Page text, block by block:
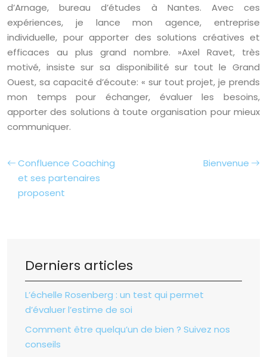
d’Arnage, bureau d’études à Nantes. Avec ces
expériences, je lance mon agence, entreprise
individuelle, pour apporter des solutions créatives et
efficaces au plus grand nombre. »Axel Ravet, très
motivé, insiste sur sa disponibilité sur tout le Grand
Ouest, sa capacité d’écoute: « sur tout projet, je prends
mon temps pour échanger, évaluer les besoins,
apporter des solutions à toute organisation pour mieux
communiquer.
Confluence Coaching
et ses partenaires
proposent
Bienvenue
Derniers articles
L’échelle Rosenberg : un test qui permet
d’évaluer l’estime de soi
Comment être quelqu’un de bien ? Suivez nos
conseils